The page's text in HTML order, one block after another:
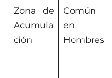
Zona de
Acumula
ción
Común
en
Hombres